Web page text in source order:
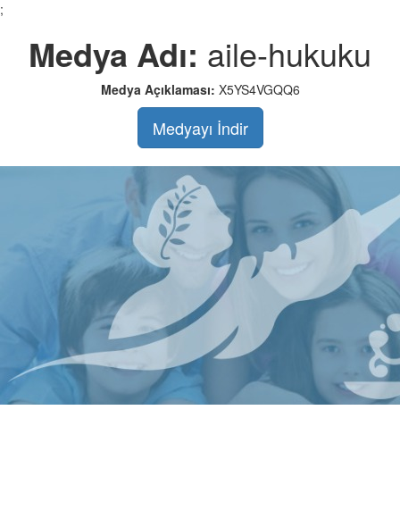
;
Medya Adı: aile-hukuku
Medya Açıklaması: X5YS4VGQQ6
Medyayı İndir